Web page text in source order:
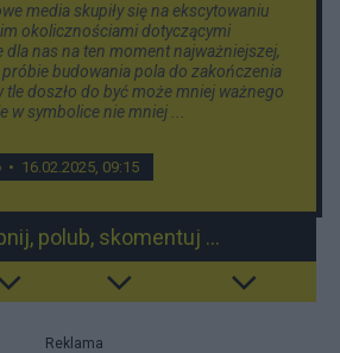
media skupiły się na ekscytowaniu
okolicznościami dotyczącymi
dla nas na ten moment najważniejszej,
budowania pola do zakończenia
tle doszło do być może mniej ważnego
w symbolice nie mniej ...
• 16.02.2025, 09:15
polub, skomentuj ...
Reklama